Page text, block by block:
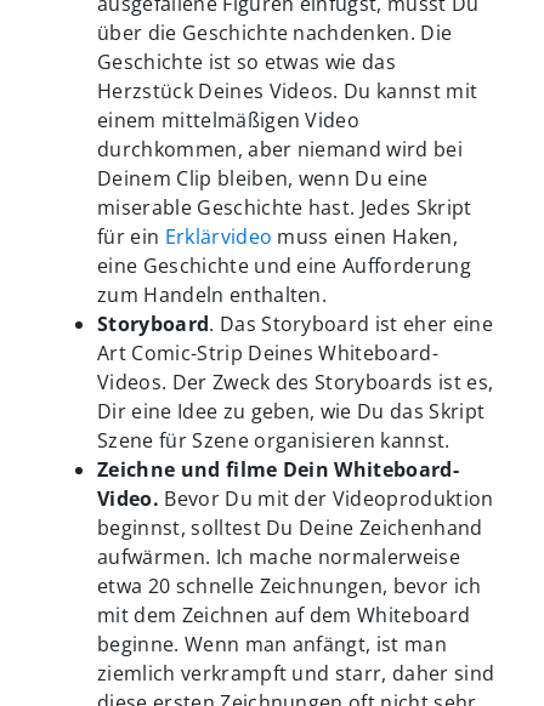
über die Geschichte nachdenken. Die
Geschichte ist so etwas wie das
Herzstück Deines Videos. Du kannst mit
einem mittelmäßigen Video
durchkommen, aber niemand wird bei
Deinem Clip bleiben, wenn Du eine
miserable Geschichte hast. Jedes Skript
für ein Erklärvideo muss einen Haken,
eine Geschichte und eine Aufforderung
zum Handeln enthalten.
Storyboard. Das Storyboard ist eher eine
Art Comic-Strip Deines Whiteboard-
Videos. Der Zweck des Storyboards ist es,
Dir eine Idee zu geben, wie Du das Skript
Szene für Szene organisieren kannst.
Zeichne und filme Dein Whiteboard-
Video. Bevor Du mit der Videoproduktion
beginnst, solltest Du Deine Zeichenhand
aufwärmen. Ich mache normalerweise
etwa 20 schnelle Zeichnungen, bevor ich
mit dem Zeichnen auf dem Whiteboard
beginne. Wenn man anfängt, ist man
ziemlich verkrampft und starr, daher sind